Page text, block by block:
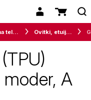
Mobilna telefonija Ovitki, etuiji, torbice in držala
A